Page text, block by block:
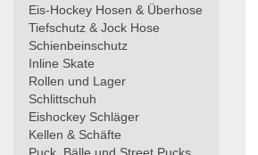
Eis-Hockey Hosen & Überhose
Tiefschutz & Jock Hose
Schienbeinschutz
Inline Skate
Rollen und Lager
Schlittschuh
Eishockey Schläger
Kellen & Schäfte